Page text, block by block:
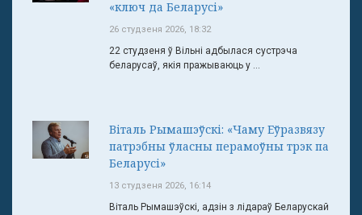
«ключ да Беларусі»
26 студзеня 2026, 18:32
22 студзеня ў Вільні адбылася сустрэча
беларусаў, якія пражываюць у ...
Віталь Рымашэўскі: «Чаму Еўразвязу
патрэбны ўласны перамоўны трэк па
Беларусі»
13 студзеня 2026, 16:14
Віталь Рымашэўскі, адзін з лідараў Беларускай